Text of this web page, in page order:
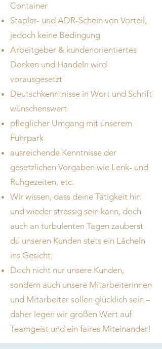
Container
Stapler- und ADR-Schein von Vorteil,
jedoch keine Bedingung
Arbeitgeber & kundenorientiertes
Denken und Handeln wird
vorausgesetzt
Deutschkenntnisse in Wort und Schrift
wünschenswert
pfleglicher Umgang mit unserem
Fuhrpark
ausreichende Kenntnisse der
gesetzlichen Vorgaben wie Lenk- und
Ruhgezeiten, etc.
Wir wissen, dass deine Tätigkeit hin
und wieder stressig sein kann, doch
auch an turbulenten Tagen zauberst
du unseren Kunden stets ein Lächeln
ins Gesicht.
Doch nicht nur unsere Kunden,
sondern auch unsere Mitarbeiterinnen
und Mitarbeiter sollen glücklich sein –
daher legen wir großen Wert auf
Teamgeist und ein faires Miteinander!